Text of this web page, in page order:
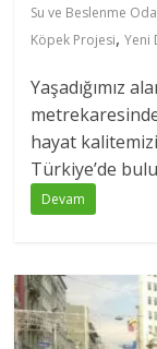
Su ve Beslenme
Köpek Projesi,Yeni
Yaşadığımız
hayat
Türkiye’de
Devam